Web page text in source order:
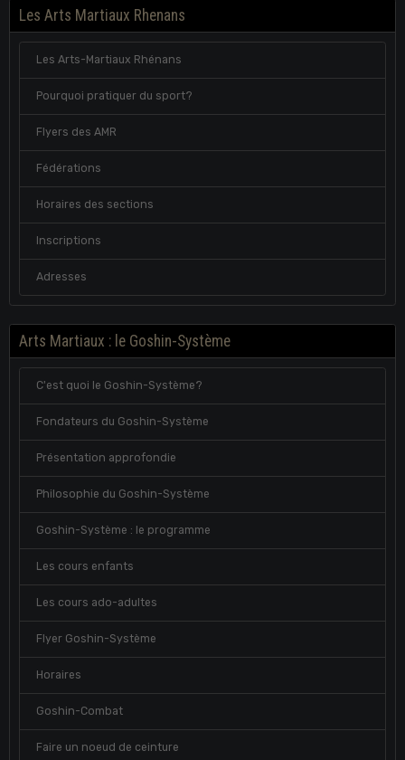
Les Arts Martiaux Rhenans
Les Arts-Martiaux Rhénans
Pourquoi pratiquer du sport?
Flyers des AMR
Fédérations
Horaires des sections
Inscriptions
Adresses
Arts Martiaux : le Goshin-Système
C'est quoi le Goshin-Système?
Fondateurs du Goshin-Système
Présentation approfondie
Philosophie du Goshin-Système
Goshin-Système : le programme
Les cours enfants
Les cours ado-adultes
Flyer Goshin-Système
Horaires
Goshin-Combat
Faire un noeud de ceinture